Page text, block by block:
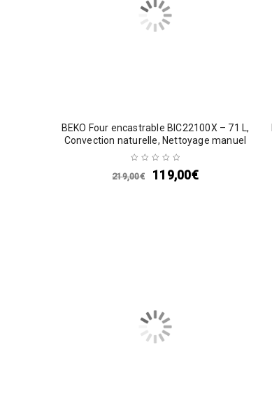
BEKO Four encastrable BIC22100X – 71 L,
Convection naturelle, Nettoyage manuel
219,00€ 119,00€